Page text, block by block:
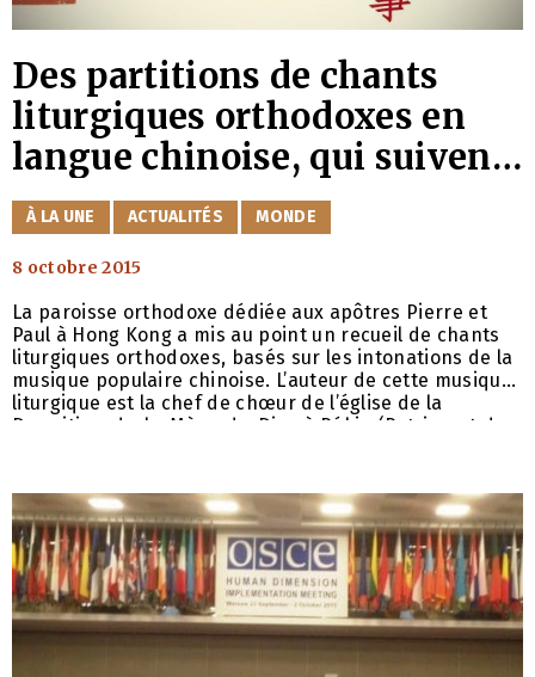
Des partitions de chants
liturgiques orthodoxes en
langue chinoise, qui suivent
la tradition du chant local,
ont été éditées à Hong Kong
CATÉGORIES
À LA UNE ACTUALITÉS MONDE
8 octobre 2015
La paroisse orthodoxe dédiée aux apôtres Pierre et
Paul à Hong Kong a mis au point un recueil de chants
liturgiques orthodoxes, basés sur les intonations de la
musique populaire chinoise. L’auteur de cette musique
liturgique est la chef de chœur de l’église de la
Dormition-de-la-Mère-de-Dieu à Pékin (Patriarcat de
Hong Kong, l’archiprêtre Denis Pozdniaiev, qui a